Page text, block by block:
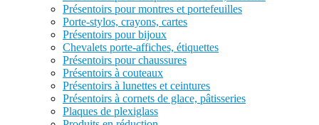
Présentoirs pour montres et portefeuilles
Porte-stylos, crayons, cartes
Présentoirs pour bijoux
Chevalets porte-affiches, étiquettes
Présentoirs pour chaussures
Présentoirs à couteaux
Présentoirs à lunettes et ceintures
Présentoirs à cornets de glace, pâtisseries
Plaques de plexiglass